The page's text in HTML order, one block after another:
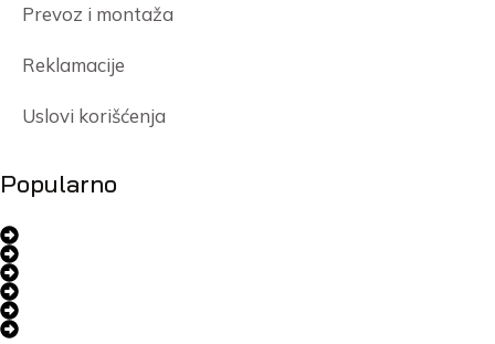
Prevoz i montaža
Reklamacije
Uslovi korišćenja
Popularno